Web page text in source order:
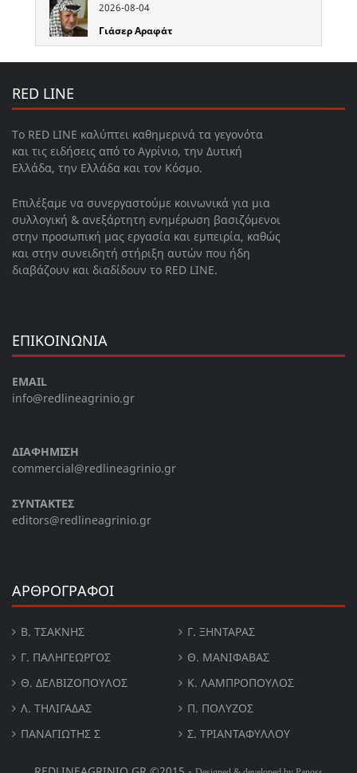
2026-08-04
Γιάσερ Αραφάτ
RED LINE
Το RED LINE καλύπτει καθημερινά τα γεγονότα
και τις ειδήσεις από το Αγρίνιο, την Δυτική
Ελλάδα, την Ελλάδα και τον Κόσμο.
Επιλέξαμε να συνεργαστούμε κοινωνικά για μια
συλλογική & ανεξάρτητη ενημέρωση βασιζόμενοι
στην προσωπική μας εργασία και εμπειρία, καθώς
και στην συνειδητή στήριξη αυτών που ήδη
διαβάζουν και διαδίδουν το RED LINE.
ΕΠΙΚΟΙΝΩΝΙΑ
EMAIL
info@redlineagrinio.gr
ΔΙΑΦΗΜΙΣΗ
commercial@redlineagrinio.gr
ΣΥΝΤΑΚΤΕΣ
editors@redlineagrinio.gr
ΑΡΘΡΟΓΡΑΦΟΙ
Β. ΤΣΆΚΝΗΣ
Γ. ΞΗΝΤΆΡΑΣ
Γ. ΠΑΛΗΓΕΏΡΓΟΣ
Θ. ΜΑΝΙΦΑΒΑΣ
Θ. ΔΕΛΒΙΖΌΠΟΥΛΟΣ
Κ. ΛΑΜΠΡΟΠΟΥΛΟΣ
Λ. ΤΗΛΙΓΑΔΑΣ
Π. ΠΟΛΎΖΟΣ
ΠΑΝΑΓΙΏΤΗΣ Σ
Σ. ΤΡΙΑΝΤΑΦΥΛΛΟΥ